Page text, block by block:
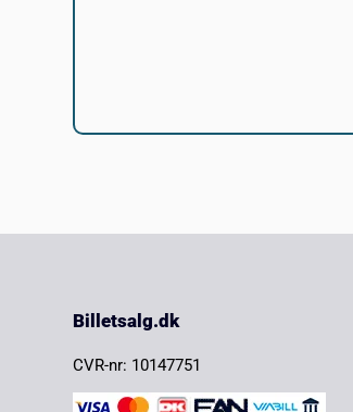
Billetsalg.dk
CVR-nr: 10147751